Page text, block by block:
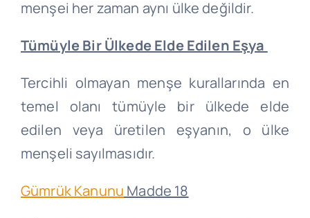
menşei her zaman aynı ülke değildir.
Tümüyle Bir Ülkede Elde Edilen Eşya
Tercihli olmayan menşe kurallarında en
temel olanı tümüyle bir ülkede elde
edilen veya üretilen eşyanın, o ülke
menşeli sayılmasıdır.
Gümrük Kanunu Madde 18